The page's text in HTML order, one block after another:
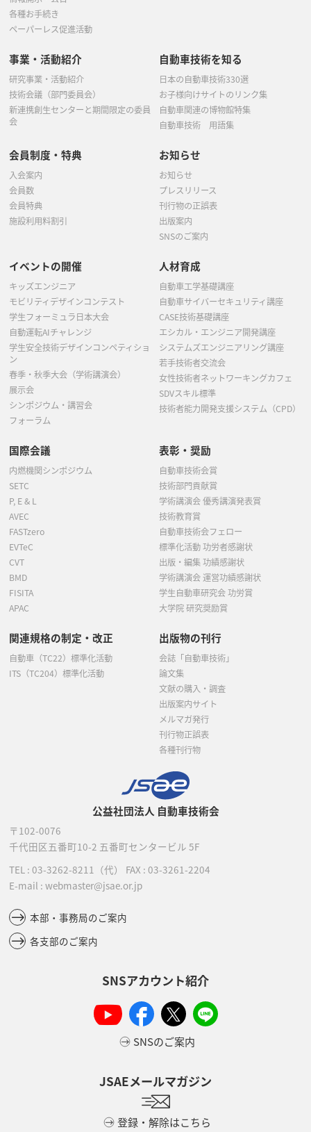
公益社団法人 自動車技術会
〒102-0076
千代田区五番町10-2 五番町センタービル 5F
TEL : 03-3262-8211 （代） FAX : 03-3261-2204
E-mail : webmaster@jsae.or.jp
本部・事務局のご案内
各支部のご案内
SNSアカウント紹介
SNSのご案内
JSAEメールマガジン
登録・解除はこちら
各種お手続き
ペーパーレス促進活動
事業・活動紹介
研究事業・活動紹介
技術会議（部門委員会）
新連携創生センターと期間限定の委員
会
自動車技術を知る
日本の自動車技術330選
お子様向けサイトのリンク集
自動車関連の博物館特集
自動車技術 用語集
会員制度・特典
入会案内
会員数
会員特典
施設利用料割引
お知らせ
お知らせ
プレスリリース
刊行物の正誤表
出版案内
SNSのご案内
イベントの開催
キッズエンジニア
モビリティデザインコンテスト
学生フォーミュラ日本大会
自動運転AIチャレンジ
学生安全技術デザインコンペティショ
ン
春季・秋季大会（学術講演会）
展示会
シンポジウム・講習会
フォーラム
人材育成
自動車工学基礎講座
自動車サイバーセキュリティ講座
CASE技術基礎講座
エシカル・エンジニア開発講座
システムズエンジニアリング講座
若手技術者交流会
女性技術者ネットワーキングカフェ
SDVスキル標準
技術者能力開発支援システム（CPD）
国際会議
内燃機関シンポジウム
SETC
P, E & L
AVEC
FASTzero
EVTeC
CVT
BMD
FISITA
APAC
表彰・奨励
自動車技術会賞
技術部門貢献賞
学術講演会 優秀講演発表賞
技術教育賞
自動車技術会フェロー
標準化活動 功労者感謝状
出版・編集 功績感謝状
学術講演会 運営功績感謝状
学生自動車研究会 功労賞
大学院 研究奨励賞
関連規格の制定・改正
自動車（TC22）標準化活動
ITS（TC204）標準化活動
出版物の刊行
会誌「自動車技術」
論文集
文献の購入・調査
出版案内サイト
メルマガ発行
刊行物正誤表
各種刊行物